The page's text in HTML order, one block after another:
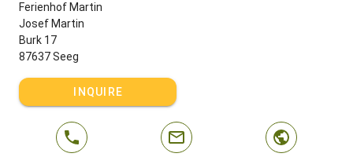
Ferienhof Martin
Josef Martin
Burk 17
87637 Seeg
INQUIRE